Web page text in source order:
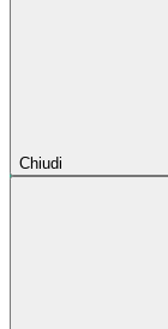
Chiudi